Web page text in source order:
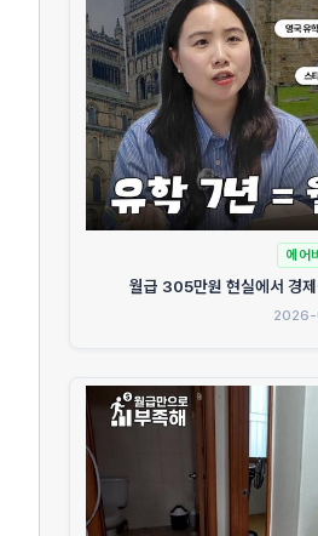
에어
월급 305만원 현실에서 경